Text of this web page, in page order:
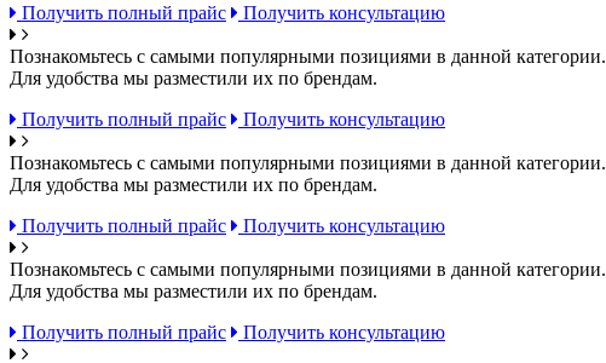
Получить полный прайс
Получить консультацию
Познакомьтесь с самыми популярными позициями в данной категории.
Для удобства мы разместили их по брендам.
Получить полный прайс
Получить консультацию
Познакомьтесь с самыми популярными позициями в данной категории.
Для удобства мы разместили их по брендам.
Получить полный прайс
Получить консультацию
Познакомьтесь с самыми популярными позициями в данной категории.
Для удобства мы разместили их по брендам.
Получить полный прайс
Получить консультацию